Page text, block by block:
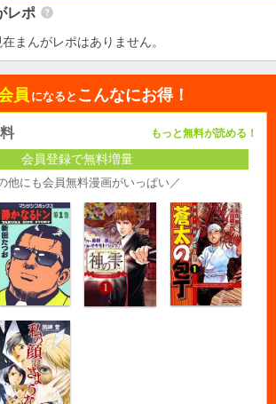
レポ
まんがレポはありません。
員 になると こんなにお得！
もっと無料が読める！
会員登録で無料増量
他にも会員無料漫画がいっぱい／